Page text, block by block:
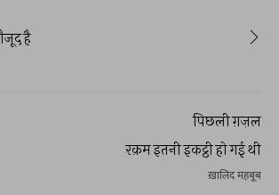
है
पिछली ग़ज़ल
रक़म इतनी इकट्ठी हो गई थी
ख़ालिद महबूब